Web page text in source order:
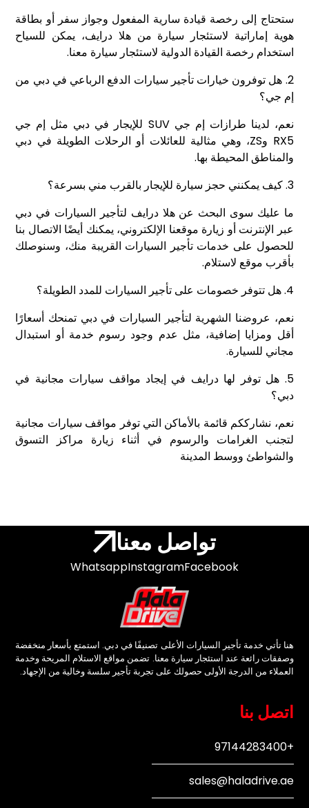
ستحتاج إلى رخصة قيادة سارية المفعول وجواز سفر أو بطاقة
هوية إماراتية لاستئجار سيارة من هلا درايف، يمكن للسياح
استخدام رخصة القيادة الدولية لاستئجار سيارة معنا.
2. هل توفرون خيارات تأجير سيارات الدفع الرباعي في دبي من
إم جي؟
نعم، لدينا طرازات إم جي SUV للإيجار في دبي مثل إم جي
RX5 وZS، وهي مثالية للعائلات أو الرحلات الطويلة في دبي
والمناطق المحيطة بها.
3. كيف يمكنني حجز سيارة للإيجار بالقرب مني بسرعة؟
ما عليك سوى البحث عن هلا درايف لتأجير السيارات في دبي
عبر الإنترنت أو زيارة موقعنا الإلكتروني، يمكنك أيضًا الاتصال بنا
للحصول على خدمات تأجير السيارات القريبة منك، وسنوصلك
بأقرب موقع لاستلام.
4. هل تتوفر خصومات على تأجير السيارات للمدد الطويلة؟
نعم، عروضنا الشهرية لتأجير السيارات في دبي تمنحك أسعارًا
أقل ومزايا إضافية، مثل عدم وجود رسوم خدمة أو استبدال
مجاني للسيارة.
5. هل توفر لها درايف في إيجاد مواقف سيارات مجانية في
دبي؟
نعم، نشارككم قائمة بالأماكن التي توفر مواقف سيارات مجانية
لتجنب الغرامات والرسوم في أثناء زيارة مراكز التسوق
والشواطئ ووسط المدينة
تواصل معنا
Facebook
Instagram
Whatsapp
هنا تأتي خدمة تأجير السيارات الأعلى تصنيفًا في دبي. استمتع بأسعار منخفضة
وصفقات رائعة عند استئجار سيارة معنا. تضمن مواقع الاستلام المريحة وخدمة
العملاء من الدرجة الأولى حصولك على تجربة تأجير سلسة وخالية من الإجهاد.
اتصل بنا
+97144283400
sales@haladrive.ae